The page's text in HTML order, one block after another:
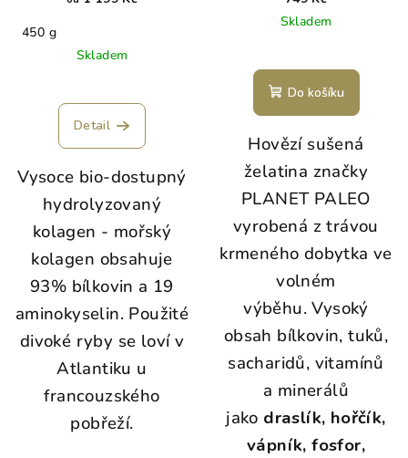
450 g
Skladem
Detail
Vysoce bio-dostupný
hydrolyzovaný
kolagen - mořský
kolagen obsahuje
93% bílkovin a 19
aminokyselin. Použité
divoké ryby se loví v
Atlantiku u
francouzského
pobřeží.
Skladem
Do košíku
Hovězí sušená
želatina značky
PLANET PALEO
vyrobená z trávou
krmeného dobytka ve
volném
výběhu.Vysoký
obsah bílkovin, tuků,
sacharidů, vitamínů
a minerálů
jako draslík, hořčík,
vápník, fosfor,